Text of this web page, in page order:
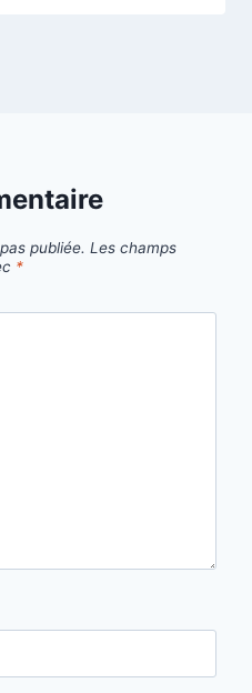
publiée. Les champs
*